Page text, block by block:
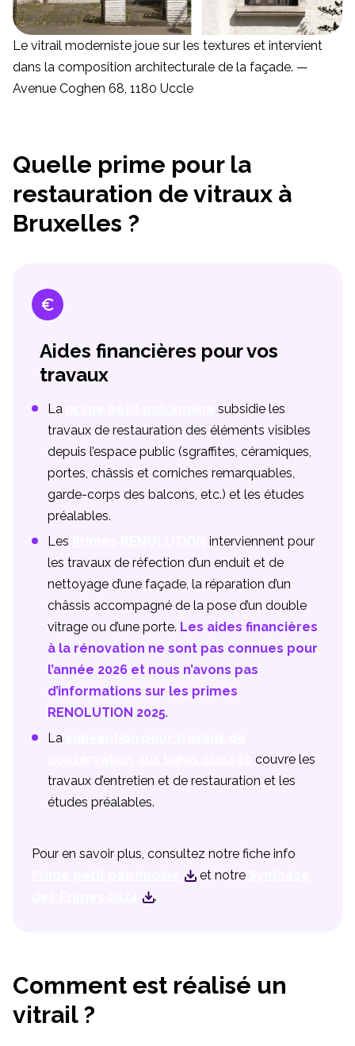
Le vitrail moderniste joue sur les textures et intervient
dans la composition architecturale de la façade. —
Avenue Coghen 68, 1180 Uccle
Quelle prime pour la
restauration de vitraux à
Bruxelles ?
Aides financières pour vos
travaux
La
subsidie les
travaux de restauration des éléments visibles
depuis l’espace public (sgraffites, céramiques,
portes, châssis et corniches remarquables,
garde-corps des balcons, etc.) et les études
préalables.
Les
interviennent pour
les travaux de réfection d’un enduit et de
nettoyage d’une façade, la réparation d’un
châssis accompagné de la pose d’un double
vitrage ou d’une porte. Les aides financières
à la rénovation ne sont pas connues pour
l’année 2026 et nous n’avons pas
d’informations sur les primes
RENOLUTION 2025.
La
couvre les
travaux d’entretien et de restauration et les
études préalables.
Pour en savoir plus, consultez notre fiche info
et notre
.
Comment est réalisé un
vitrail ?